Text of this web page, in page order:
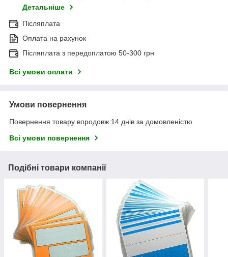
Детальніше
Післяплата
Оплата на рахунок
Післяплата з передоплатою 50-300 грн
Всі умови оплати
Умови повернення
Повернення товару впродовж 14 днів за домовленістю
Всі умови повернення
Подібні товари компанії